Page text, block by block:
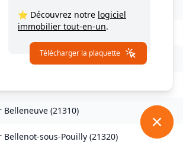
Beire-le-Châtel(21310)
Beire-le-Fort(21110 )
Belleneuve (21310)
Bellenot-sous-Pouilly (21320)
⭐ Découvrez notre logiciel
immobilier tout-en-un.
Télécharger la plaquette